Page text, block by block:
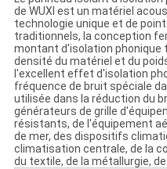
de WUXI est un matériel
technologie unique et de
traditionnels, la conception
montant d'isolation phonique
densité du matériel et du
l'excellent effet d'isolation
fréquence de bruit spéciale
utilisée dans la réduction du
générateurs de grille
résistants, de l'équipement
de mer, des dispositifs
climatisation centrale, de la
du textile, de la métallurgie,